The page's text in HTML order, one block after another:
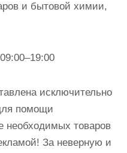
и бытовой химии,
исключительно
помощи
необходимых товаров
За неверную и